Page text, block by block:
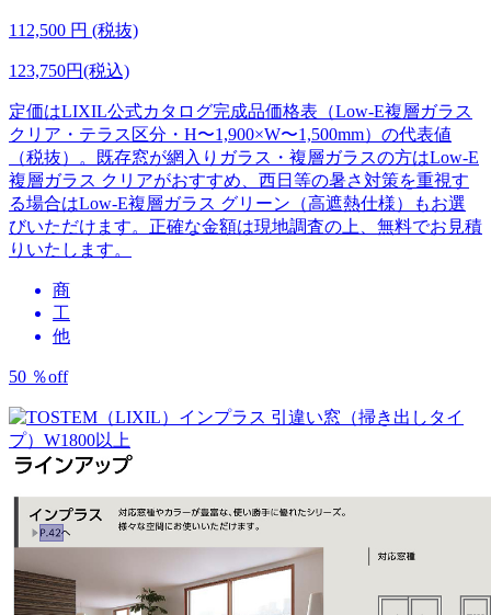
112,500 円 (税抜)
123,750円(税込)
定価はLIXIL公式カタログ完成品価格表（Low-E複層ガラス
クリア・テラス区分・H〜1,900×W〜1,500mm）の代表値
（税抜）。既存窓が網入りガラス・複層ガラスの方はLow-E
複層ガラス クリアがおすすめ、西日等の暑さ対策を重視す
る場合はLow-E複層ガラス グリーン（高遮熱仕様）もお選
びいただけます。正確な金額は現地調査の上、無料でお見積
りいたします。
商
工
他
50 ％off